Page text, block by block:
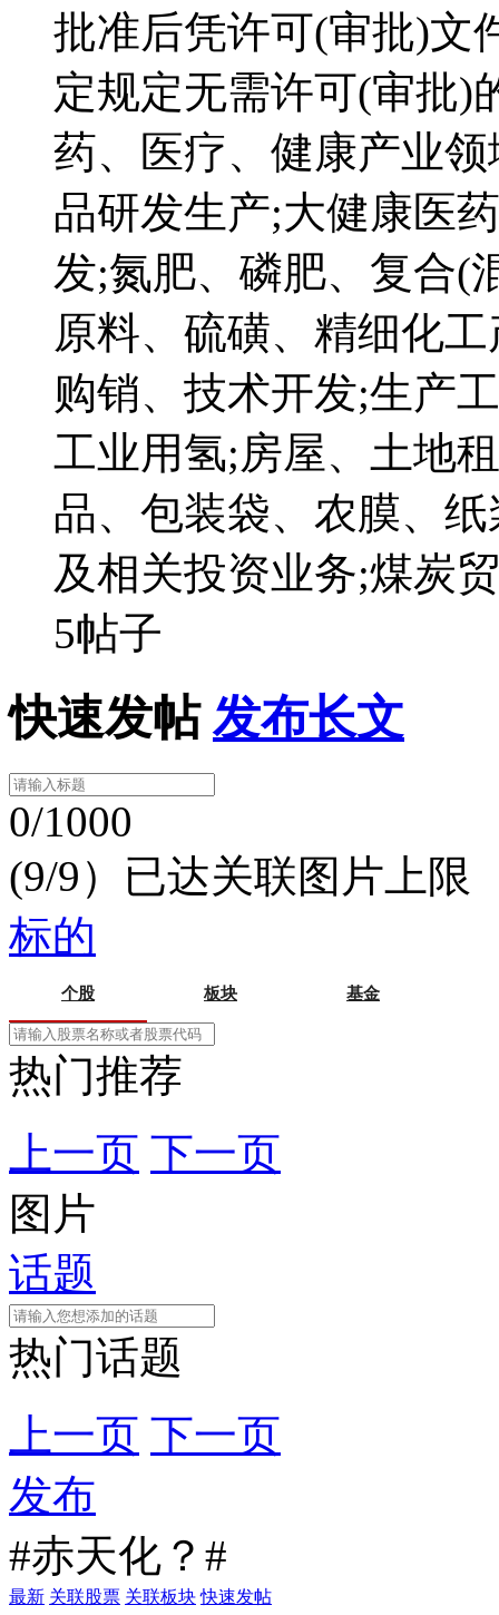
批准后凭许可(审批)文
定规定无需许可(审批)
药、医疗、健康产业
品研发生产;大健康医
发;氮肥、磷肥、复合(
原料、硫磺、精细化
购销、技术开发;生产
工业用氢;房屋、土地
品、包装袋、农膜、
及相关投资业务;煤炭
5帖子
快速发帖 发布长文
0/1000
(9/9）已达关联图片上限
标的
个股 板块 基金
热门推荐
上一页 下一页
图片
话题
热门话题
上一页 下一页
发布
#赤天化？#
最新 关联股票 关联板块 快速发帖